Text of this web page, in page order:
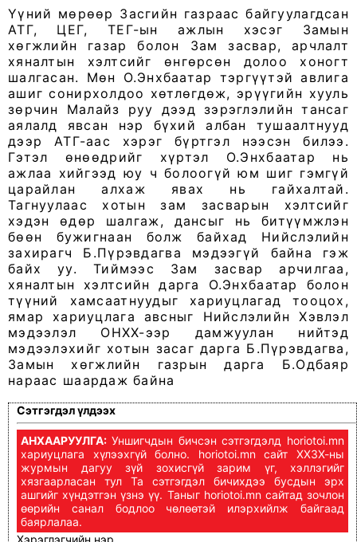
Үүний мөрөөр Засгийн газраас байгуулагдсан
АТГ, ЦЕГ, ТЕГ-ын ажлын хэсэг Замын
хөгжлийн газар болон Зам засвар, арчлалт
хяналтын хэлтсийг өнгөрсөн долоо хоногт
шалгасан. Мөн О.Энхбаатар тэргүүтэй авлига
ашиг сонирхолдоо хөтлөгдөж, эрүүгийн хууль
зөрчин Малайз руу дээд зэрэглэлийн тансаг
аялалд явсан нэр бүхий албан тушаалтнууд
дээр АТГ-аас хэрэг бүртгэл нээсэн билээ.
Гэтэл өнөөдрийг хүртэл О.Энхбаатар нь
ажлаа хийгээд юу ч болоогүй юм шиг гэмгүй
царайлан алхаж явах нь гайхалтай.
Тагнуулаас хотын зам засварын хэлтсийг
хэдэн өдөр шалгаж, дансыг нь битүүмжлэн
бөөн бужигнаан болж байхад Нийслэлийн
захирагч Б.Пүрэвдагва мэдээгүй байна гэж
байх уу. Тиймээс Зам засвар арчилгаа,
хяналтын хэлтсийн дарга О.Энхбаатар болон
түүний хамсаатнуудыг хариуцлагад тооцох,
ямар хариуцлага авсныг Нийслэлийн Хэвлэл
мэдээлэл ОНХХ-ээр дамжуулан нийтэд
мэдээлэхийг хотын засаг дарга Б.Пүрэвдагва,
Замын хөгжлийн газрын дарга Б.Одбаяр
нараас шаардаж байна
Сэтгэгдэл үлдээх
АНХААРУУЛГА: Уншигчдын бичсэн сэтгэгдэлд horiotoi.mn
хариуцлага хүлээхгүй болно. horiotoi.mn сайт ХХЗХ-ны
журмын дагуу зүй зохисгүй зарим үг, хэллэгийг
хязгаарласан тул Та сэтгэгдэл бичихдээ бусдын эрх
ашгийг хүндэтгэн үзнэ үү. Таныг horiotoi.mn сайтад зочлон
өөрийн санал бодлоо чөлөөтэй илэрхийлж байгаад
баярлалаа.
Хэрэглэгчийн нэр